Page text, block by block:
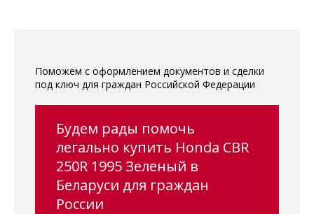
Поможем с оформлением документов и сделки
под ключ для граждан Российской Федерации
Будем рады помочь
легально купить Honda CBR
250R 1995 Зеленый в
Беларуси для граждан
России